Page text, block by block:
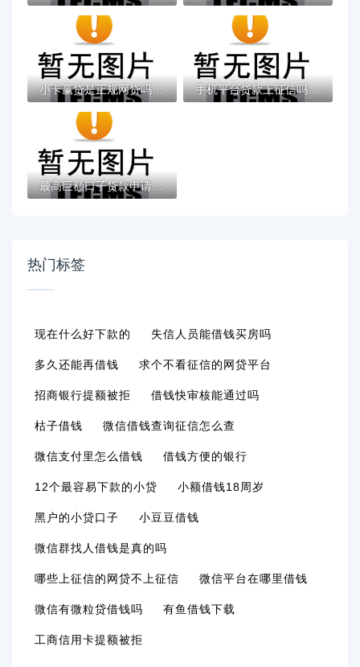
小卡赢贷是正规网贷吗？靠谱吗？安全性深度... 手机平台贷款上征信吗在哪借比较容易？类似...
最高巨额口子贷款申请攻略：额度高门槛低，...
热门标签
现在什么好下款的 失信人员能借钱买房吗
多久还能再借钱 求个不看征信的网贷平台
招商银行提额被拒 借钱快审核能通过吗
枯子借钱 微信借钱查询征信怎么查
微信支付里怎么借钱 借钱方便的银行
12个最容易下款的小贷 小额借钱18周岁
黑户的小贷口子 小豆豆借钱
微信群找人借钱是真的吗
哪些上征信的网贷不上征信 微信平台在哪里借钱
微信有微粒贷借钱吗 有鱼借钱下载
工商信用卡提额被拒